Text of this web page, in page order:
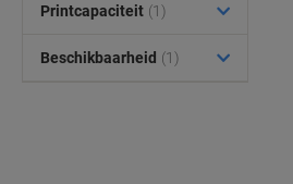
Printcapaciteit (1)
Beschikbaarheid (1)